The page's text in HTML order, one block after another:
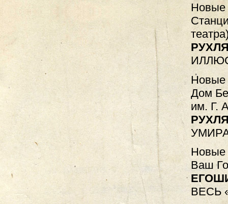
Новые
Новые
Дом
им. Г.
Новые
Ваш
ВЕСЬ